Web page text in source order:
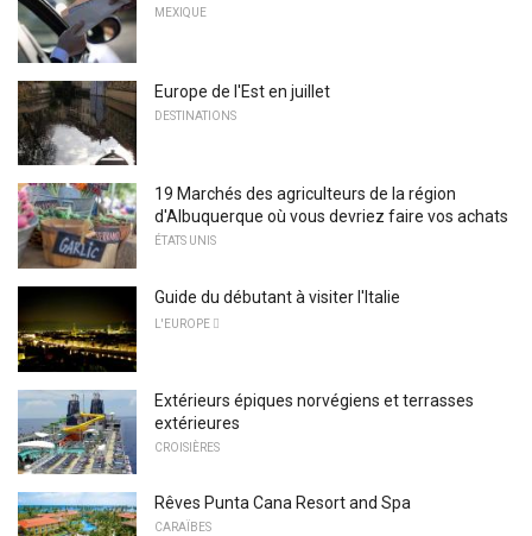
MEXIQUE
Europe de l'Est en juillet
DESTINATIONS
19 Marchés des agriculteurs de la région
d'Albuquerque où vous devriez faire vos achats
ÉTATS UNIS
Guide du débutant à visiter l'Italie
L'EUROPE 
Extérieurs épiques norvégiens et terrasses
extérieures
CROISIÈRES
Rêves Punta Cana Resort and Spa
CARAÏBES